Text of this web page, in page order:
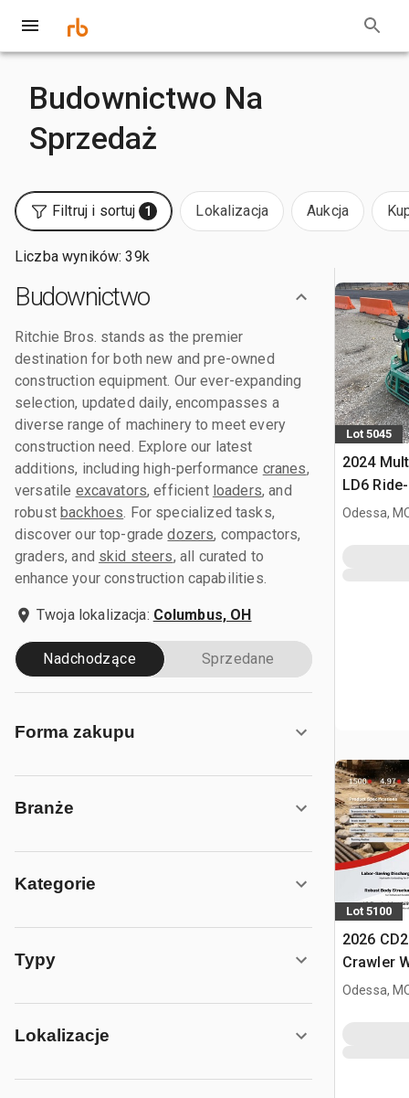
Budownictwo Na
Sprzedaż
Filtruj i sortuj 1 Lokalizacja Aukcja
Liczba wyników: 39k
Budownictwo
Ritchie Bros. stands as the premier
destination for both new and pre-owned
construction equipment. Our ever-expanding
selection, updated daily, encompasses a
diverse range of machinery to meet every
construction need. Explore our latest
additions, including high-performance cranes,
versatile excavators, efficient loaders, and
robustbackhoes. For specialized tasks,
discover our top-gradedozers, compactors,
graders, and skid steers, all curated to
enhance your construction capabilities.
Twoja lokalizacja: Columbus, OH
Nadchodzące Sprzedane
Forma zakupu
Branże
Kategorie
Typy
Lokalizacje
Lot 5045
2024
LD6
Odessa,
Lot 5100
2026
Crawler
Odessa,